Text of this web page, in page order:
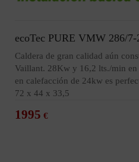
ecoTec PURE VMW 286/7-
Caldera de gran calidad aún
Vaillant. 28Kw y 16,2 lts./min
en calefacción de 24kw es
72 x 44 x 33,5
1995